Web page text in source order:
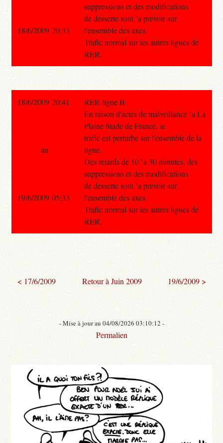
suppressions et des modifications
de desserte sont `a prevoir sur
l'ensemble des axes.
Trafic normal sur les autres lignes de
RER.
18/6/2009 20:33
18/6/2009 20:41
RER ligne B
En raison d'actes de malveillance `a La
Plaine Stade de France, le
trafic est perturbe sur l'ensemble de la
ligne.
Des retards de 10 `a 30 minutes, des
suppressions et des modifications
de desserte sont `a prevoir sur
l'ensemble des axes.
Trafic normal sur les autres lignes de
RER.
au
19/6/2009 05:33
< 17/6/2009 Retour à Juin 2009 19/6/2009 >
- Mise à jour au 04/08/2026 03:10:12 -
Permalien